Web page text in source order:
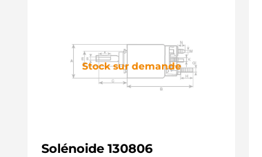
Stock sur demande
Solénoide 130806